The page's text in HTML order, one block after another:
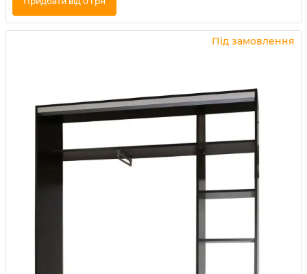
Купити в 1 клік
Під замовлення